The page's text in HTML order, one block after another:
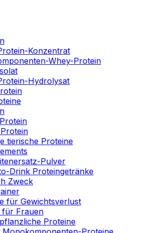
Konzentrat
Whey-Protein
Hydrolysat
tierische Proteine
Pulver
Drink Proteingetränke
Zweck
für Gewichtsverlust
für Frauen
Proteine